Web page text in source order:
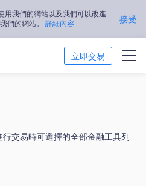
我們的網站以及我們可以改進
們的網站。 詳細內容 接受
立即交易
交易時可選擇的全部金融工具列